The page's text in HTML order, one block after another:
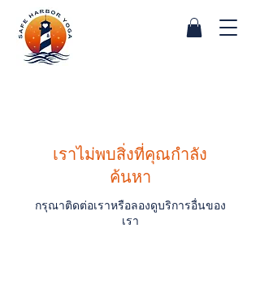
เราไม่พบสิ่งที่คุณกำลัง
ค้นหา
กรุณาติดต่อเราหรือลองดูบริการอื่นของ
เรา